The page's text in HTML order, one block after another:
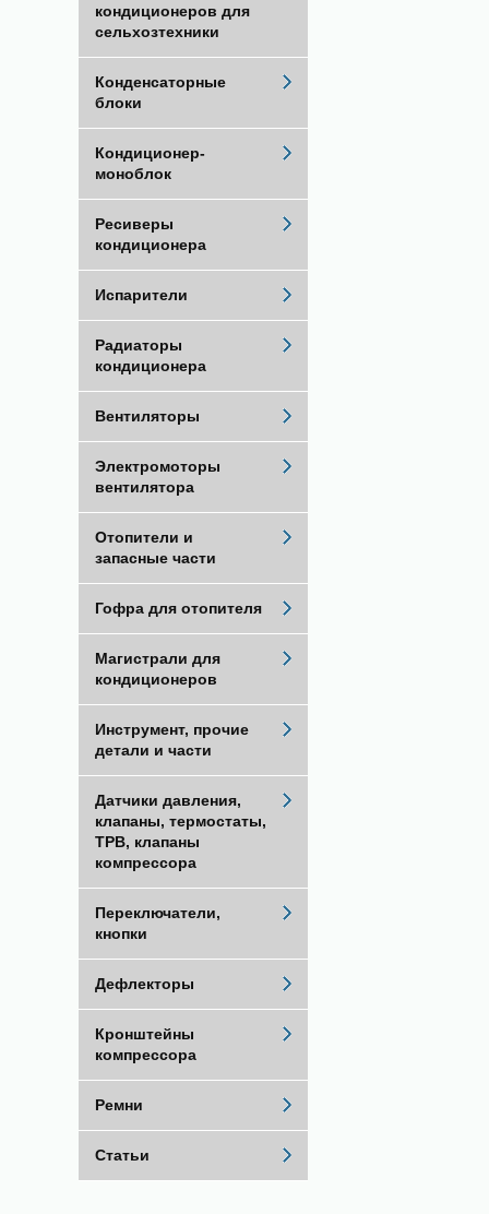
кондиционеров для
сельхозтехники
Конденсаторные
блоки
Кондиционер-
моноблок
Ресиверы
кондиционера
Испарители
Радиаторы
кондиционера
Вентиляторы
Электромоторы
вентилятора
Отопители и
запасные части
Гофра для отопителя
Магистрали для
кондиционеров
Инструмент, прочие
детали и части
Датчики давления,
клапаны, термостаты,
ТРВ, клапаны
компрессора
Переключатели,
кнопки
Дефлекторы
Кронштейны
компрессора
Ремни
Статьи